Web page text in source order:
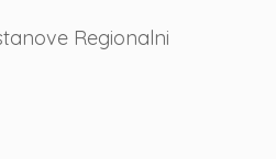
Regionalni